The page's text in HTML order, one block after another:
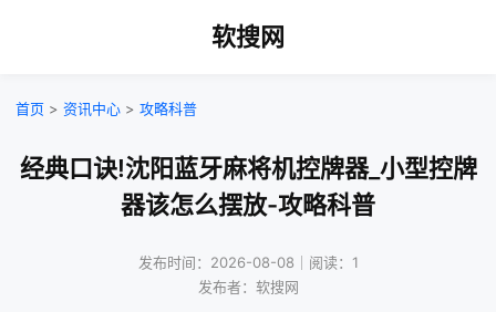
软搜网
首页 > 资讯中心 > 攻略科普
经典口诀!沈阳蓝牙麻将机控牌器_小型控牌
器该怎么摆放-攻略科普
发布时间：2026-08-08｜阅读：1
发布者：软搜网